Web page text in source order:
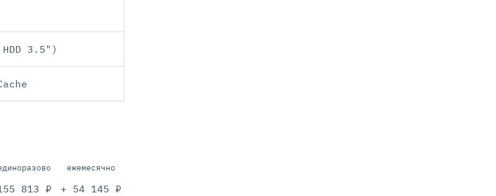
3.5")
ежемесячно
813 ₽
+ 54 145 ₽